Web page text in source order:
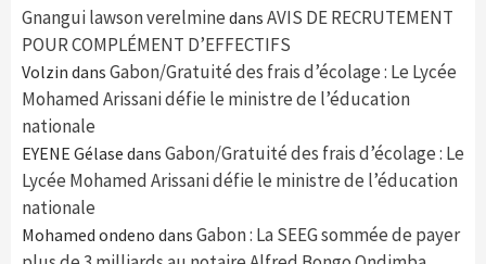
Gnangui lawson verelmine dans AVIS DE RECRUTEMENT
POUR COMPLÉMENT D’EFFECTIFS
Volzin dans Gabon/Gratuité des frais d’écolage : Le Lycée
Mohamed Arissani défie le ministre de l’éducation
nationale
EYENE Gélase dans Gabon/Gratuité des frais d’écolage : Le
Lycée Mohamed Arissani défie le ministre de l’éducation
nationale
Mohamed ondeno dans Gabon : La SEEG sommée de payer